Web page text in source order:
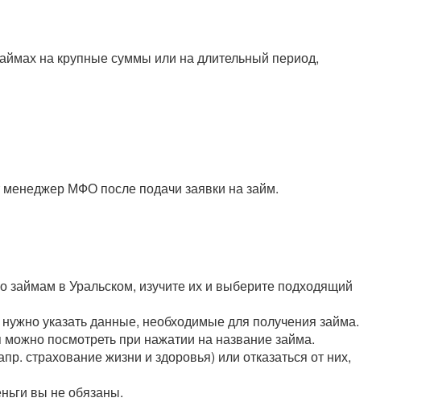
на крупные суммы или на длительный период,
менеджер МФО после подачи заявки на займ.
в Уральском, изучите их и выберите подходящий
указать данные, необходимые для получения займа.
посмотреть при нажатии на название займа.
страхование жизни и здоровья) или отказаться от них,
вы не обязаны.